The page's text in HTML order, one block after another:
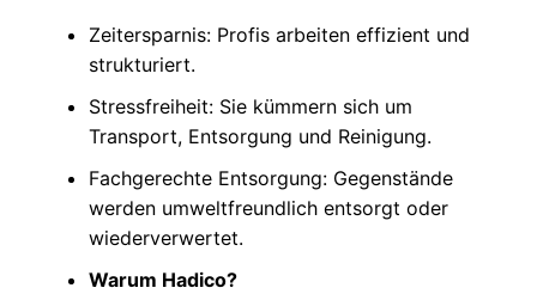
Zeitersparnis: Profis arbeiten effizient und
strukturiert.
Stressfreiheit: Sie kümmern sich um
Transport, Entsorgung und Reinigung.
Fachgerechte Entsorgung: Gegenstände
werden umweltfreundlich entsorgt oder
wiederverwertet.
Warum Hadico?